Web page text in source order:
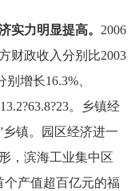
实力明显提高。 2006
财政收入分别比2003
别增长16.3%
13.2?63.8?23。乡镇经
镇。园区经济进一
，滨海工业集中区
个产值超百亿元的福